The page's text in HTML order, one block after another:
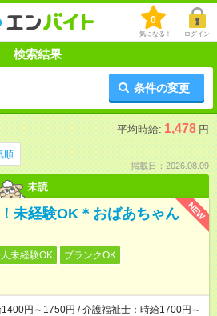
0
気になる！ ログイン
検索結果
条件の変更
平均時給: 1,478 円
順
掲載日：2026.08.09
未読
NEW
未経験OK＊おばあちゃん
未経験OK
ブランクOK
円～1750円 / 介護福祉士：時給1700円～